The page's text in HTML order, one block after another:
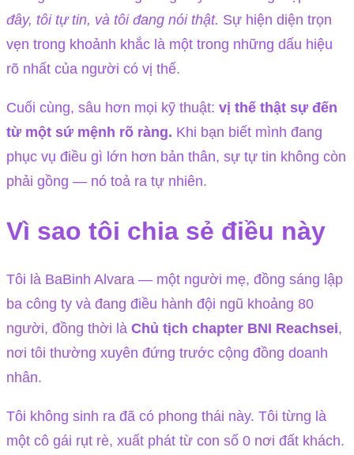
đây, tôi tự tin, và tôi đang nói thật. Sự hiện diện trọn
vẹn trong khoảnh khắc là một trong những dấu hiệu
rõ nhất của người có vị thế.
Cuối cùng, sâu hơn mọi kỹ thuật: vị thế thật sự đến
từ một sứ mệnh rõ ràng. Khi bạn biết mình đang
phục vụ điều gì lớn hơn bản thân, sự tự tin không còn
phải gồng — nó toả ra tự nhiên.
Vì sao tôi chia sẻ điều này
Tôi là BaBinh Alvara — một người mẹ, đồng sáng lập
ba công ty và đang điều hành đội ngũ khoảng 80
người, đồng thời là Chủ tịch chapter BNI Reachsei,
nơi tôi thường xuyên đứng trước cộng đồng doanh
nhân.
Tôi không sinh ra đã có phong thái này. Tôi từng là
một cô gái rụt rè, xuất phát từ con số 0 nơi đất khách.